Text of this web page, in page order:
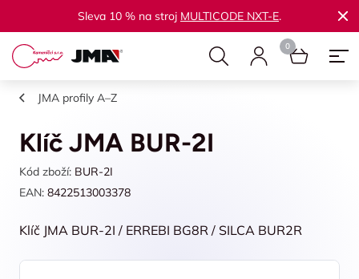
Sleva 10 % na stroj MULTICODE NXT-E.
JMA profily A–Z
Klíč JMA BUR-2I
Kód zboží: BUR-2I
EAN: 8422513003378
Klíč JMA BUR-2I / ERREBI BG8R / SILCA BUR2R